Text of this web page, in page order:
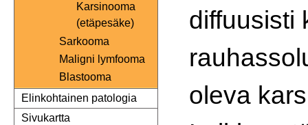
Karsinooma
(etäpesäke)
Sarkooma
Maligni lymfooma
Blastooma
Elinkohtainen patologia
Sivukartta
diffuusisti
oleva